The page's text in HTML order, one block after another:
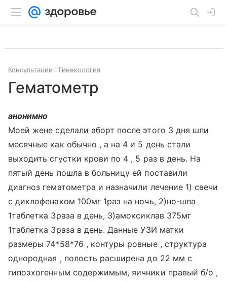
Консультации Гинекология
Гематометр
анонимно
Моей жене сделали аборт после этого 3 дня шли
месячные как обычно , а на 4 и 5 день стали
выходить сгустки крови по 4 , 5 раз в день. На
пятый день пошла в больницу ей поставили
диагноз гематометра и назначили лечение 1) свечи
с диклофенаком 100мг 1раз на ночь, 2)но-шпа
1таблетка 3раза в день, 3)амоксиклав 375мг
1таблетка 3раза в день. Данные УЗИ матки
размеры 74*58*76 , контуры ровные , структура
однородная , полость расширена до 22 мм с
гипоэхогенным содержимым, яичники правый б/о ,